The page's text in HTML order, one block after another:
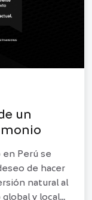
un
Perú se
de hacer
natural al
y local